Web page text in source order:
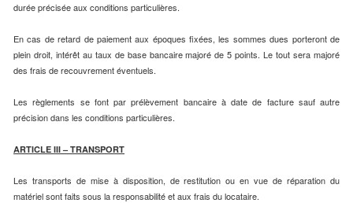
durée précisée aux conditions particulières.
En cas de retard de paiement aux époques fixées, les sommes dues porteront de
plein droit, intérêt au taux de base bancaire majoré de 5 points. Le tout sera majoré
des frais de recouvrement éventuels.
Les règlements se font par prélèvement bancaire à date de facture sauf autre
précision dans les conditions particulières.
ARTICLE III – TRANSPORT
Les transports de mise à disposition, de restitution ou en vue de réparation du
matériel sont faits sous la responsabilité et aux frais du locataire.